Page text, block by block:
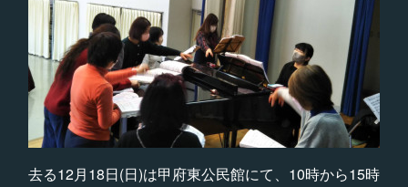
去る12月18日(日)は甲府東公民館にて、10時から15時